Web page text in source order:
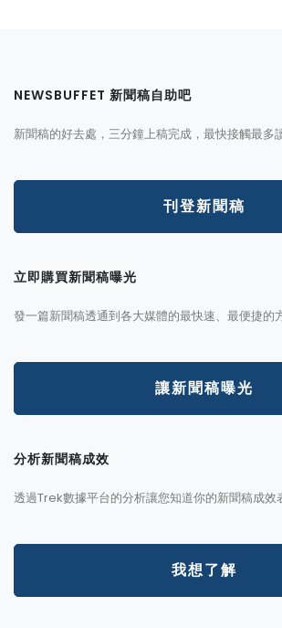
NEWSBUFFET 新聞稿自助吧
新聞稿的好去處，三分鐘上稿完成，最快接觸最多
刊登新聞稿
立即購買新聞稿曝光
發一篇新聞稿透通到各大媒體的最快速、最便捷的
讓新聞稿曝光
分析新聞稿成效
透過Trek數據平台的分析讓您知道你的新聞稿成效
我想了解